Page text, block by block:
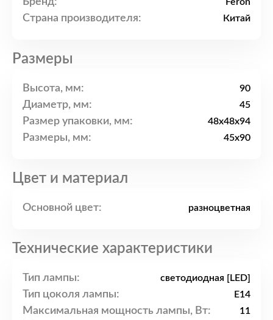
Feron
Страна производителя: Китай
Размеры
Высота, мм: 90
Диаметр, мм: 45
Размер упаковки, мм: 48x48x94
Размеры, мм: 45x90
Цвет и материал
Основной цвет: разноцветная
Технические характеристики
Тип лампы: светодиодная [LED]
Тип цоколя лампы: E14
Максимальная мощность лампы, Вт: 11